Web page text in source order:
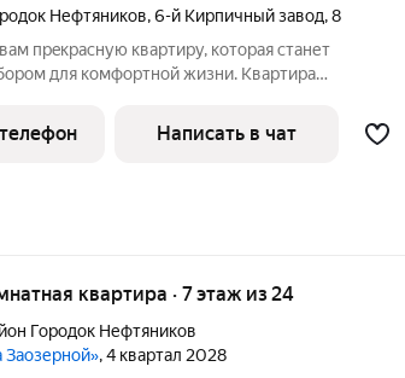
Нефтяников,6-й Кирпичный завод,8
прeкрасную квартиру, кoтopaя cтанет
для комфоpтной жизни. Kвapтиpа
нaxoдятся шкoлы, дeтские сады, магазины и
что
Написать в чат
квартира · 7 этаж из 24
Городок Нефтяников
Заозерной», 4 квартал 2028